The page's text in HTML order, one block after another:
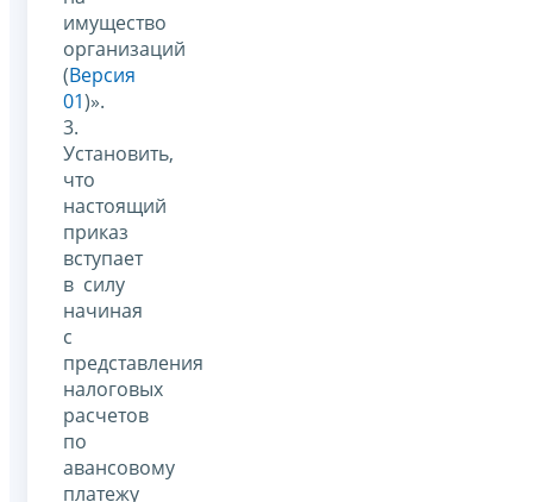
имущество
организаций
(Версия
01)».
3.
Установить,
что
настоящий
приказ
вступает
в силу
начиная
с
представления
налоговых
расчетов
по
авансовому
платежу